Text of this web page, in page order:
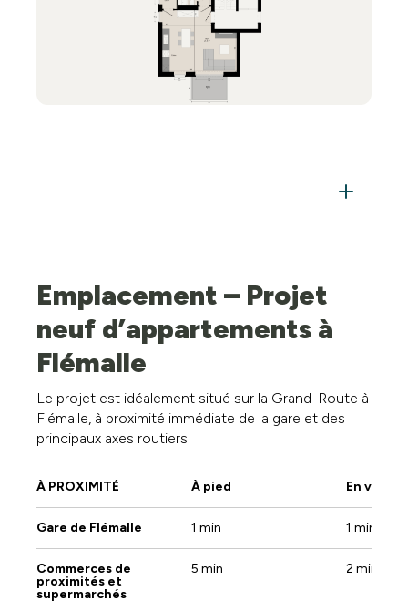
Emplacement – Projet
neuf d’appartements à
Flémalle
Le projet est idéalement situé sur la Grand-Route à
Flémalle, à proximité immédiate de la gare et des
principaux axes routiers
À PROXIMITÉ À pied En
Gare de Flémalle 1 min 1 min
Commerces de
proximités et
supermarchés
5 min 2 min